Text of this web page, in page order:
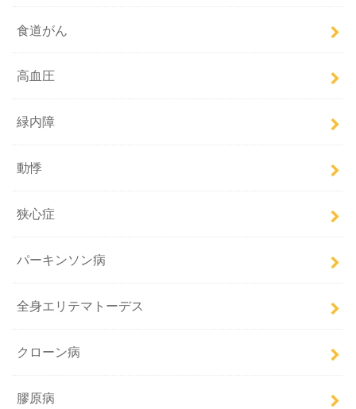
食道がん
高血圧
緑内障
動悸
狭心症
パーキンソン病
全身エリテマトーデス
クローン病
膠原病